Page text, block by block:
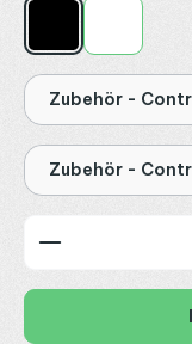
Zubehör -
Zubehör -
Produkt